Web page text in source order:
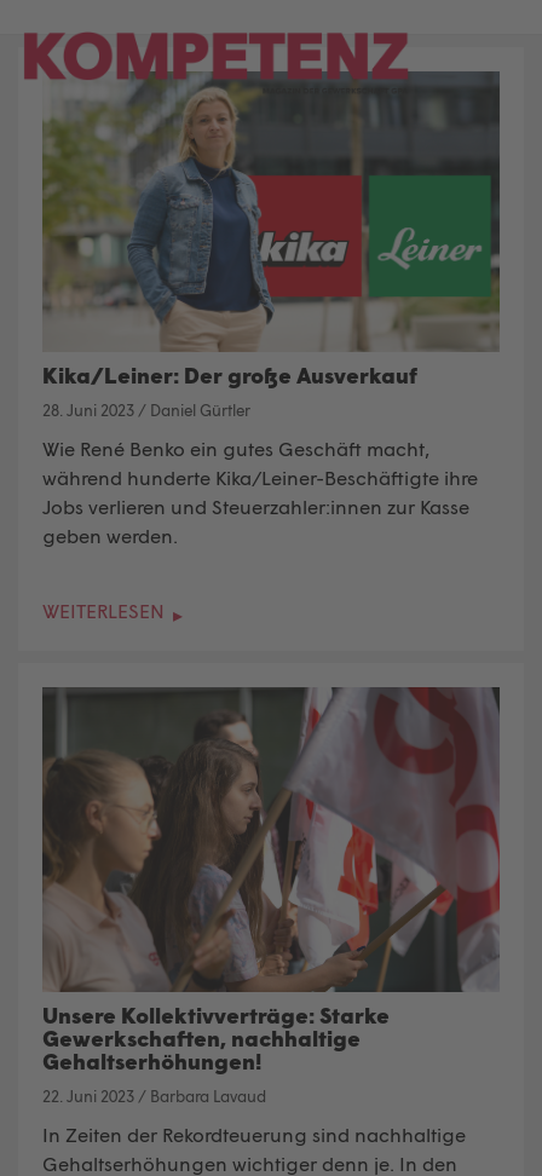
content
Kika/Leiner: Der große Ausverkauf
28. Juni 2023 / Daniel Gürtler
Wie René Benko ein gutes Geschäft macht,
während hunderte Kika/Leiner-Beschäftigte ihre
Jobs verlieren und Steuerzahler:innen zur Kasse
geben werden.
WEITERLESEN
Unsere Kollektivverträge: Starke
Gewerkschaften, nachhaltige
Gehaltserhöhungen!
22. Juni 2023 / Barbara Lavaud
In Zeiten der Rekordteuerung sind nachhaltige
Gehaltserhöhungen wichtiger denn je. In den